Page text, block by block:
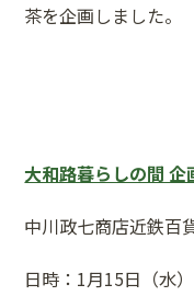
茶を企画しました。
大和路暮らしの間 企
中川政七商店近鉄百
日時：1月15日（水